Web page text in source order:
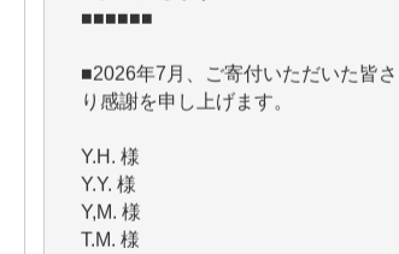
■2026年7月、ご寄付いただいた皆さ
Y.H. 様
Y,M. 様
T.M. 様
マツモト ヤスアキ 様
マシオン 恵美香 様